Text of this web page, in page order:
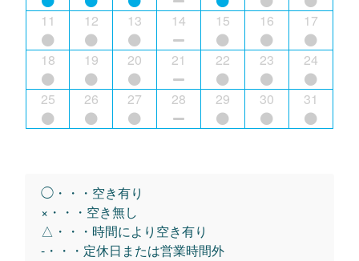
11 12 13 14 15 16 17
18 19 20 21 22 23 24
25 26 27 28 29 30 31
◯・・・空き有り
×・・・空き無し
△・・・時間により空き有り
-・・・定休日または営業時間外